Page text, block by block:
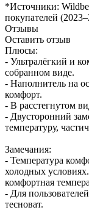
*Источники:
покупателей
Отзывы
Оставить отзыв
Плюсы:
- Ультралёгкий и
собранном виде.
- Наполнитель на
комфорт.
- В расстегнутом
- Двусторонний
температуру,
Замечания:
- Температура
холодных
комфортная
- Для
тесноват.